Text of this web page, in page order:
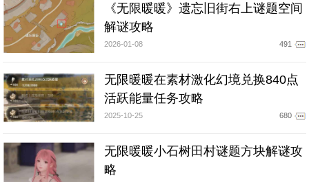
《无限暖暖》遗忘旧街右上谜题空间
解谜攻略
2026-01-08 491
无限暖暖在素材激化幻境兑换840点
活跃能量任务攻略
2025-10-25 680
无限暖暖小石树田村谜题方块解谜攻
略